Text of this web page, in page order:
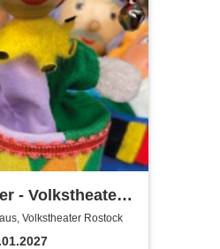
- Volkstheater
Volkstheater Rostock